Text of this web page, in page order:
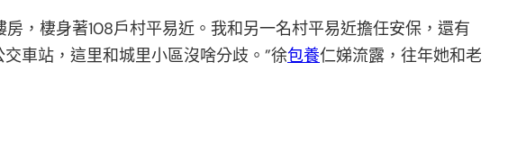
，棲身著108戶村平易近。我和另一名村平易近擔任安保，還有
車站，這里和城里小區沒啥分歧。”徐包養仁娣流露，往年她和老